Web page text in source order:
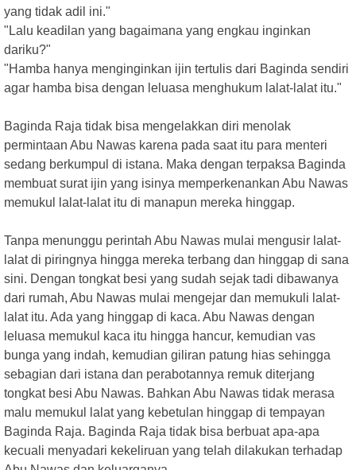
yang tidak adil ini."
"Lalu keadilan yang bagaimana yang engkau inginkan
dariku?"
"Hamba hanya menginginkan ijin tertulis dari Baginda sendiri
agar hamba bisa dengan leluasa menghukum lalat-lalat itu."
Baginda Raja tidak bisa mengelakkan diri menolak
permintaan Abu Nawas karena pada saat itu para menteri
sedang berkumpul di istana. Maka dengan terpaksa Baginda
membuat surat ijin yang isinya memperkenankan Abu Nawas
memukul lalat-lalat itu di manapun mereka hinggap.
Tanpa menunggu perintah Abu Nawas mulai mengusir lalat-
lalat di piringnya hingga mereka terbang dan hinggap di sana
sini. Dengan tongkat besi yang sudah sejak tadi dibawanya
dari rumah, Abu Nawas mulai mengejar dan memukuli lalat-
lalat itu. Ada yang hinggap di kaca. Abu Nawas dengan
leluasa memukul kaca itu hingga hancur, kemudian vas
bunga yang indah, kemudian giliran patung hias sehingga
sebagian dari istana dan perabotannya remuk diterjang
tongkat besi Abu Nawas. Bahkan Abu Nawas tidak merasa
malu memukul lalat yang kebetulan hinggap di tempayan
Baginda Raja. Baginda Raja tidak bisa berbuat apa-apa
kecuali menyadari kekeliruan yang telah dilakukan terhadap